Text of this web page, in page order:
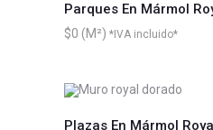
Parques En Mármol
$0 *IVA incluido*
Plazas En Mármol